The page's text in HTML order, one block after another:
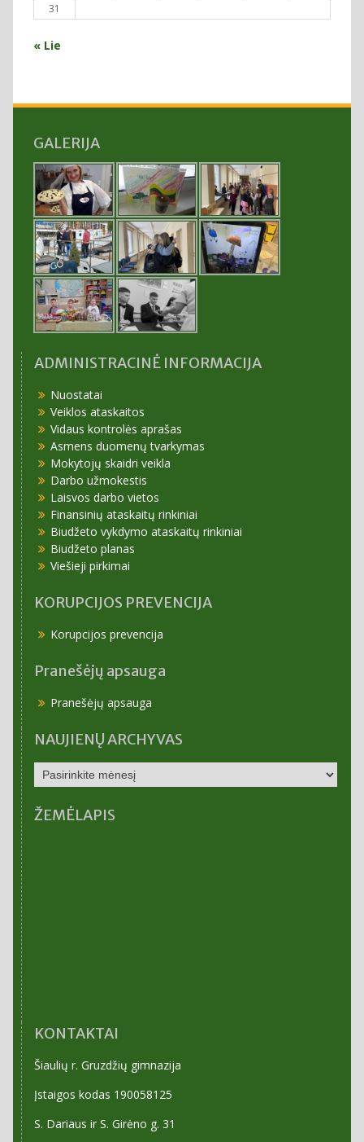
31
« Lie
GALERIJA
ADMINISTRACINĖ INFORMACIJA
Nuostatai
Veiklos ataskaitos
Vidaus kontrolės aprašas
Asmens duomenų tvarkymas
Mokytojų skaidri veikla
Darbo užmokestis
Laisvos darbo vietos
Finansinių ataskaitų rinkiniai
Biudžeto vykdymo ataskaitų rinkiniai
Biudžeto planas
Viešieji pirkimai
KORUPCIJOS PREVENCIJA
Korupcijos prevencija
Pranešėjų apsauga
Pranešėjų apsauga
NAUJIENŲ ARCHYVAS
NAUJIENŲ
ARCHYVAS
ŽEMĖLAPIS
KONTAKTAI
Šiaulių r. Gruzdžių gimnazija
Įstaigos kodas 190058125
S. Dariaus ir S. Girėno g. 31